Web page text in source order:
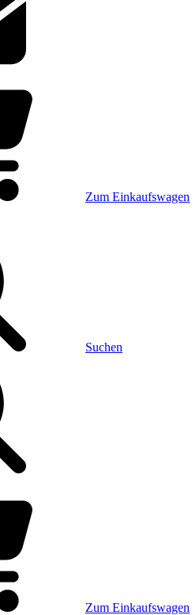
Zum Einkaufswagen
Suchen
Zum Einkaufswagen